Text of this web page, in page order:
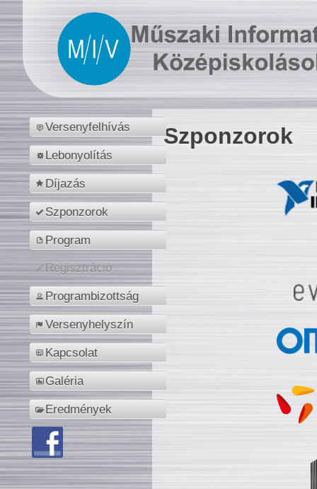
Versenyfelhívás
Lebonyolítás
Díjazás
Szponzorok
Program
Regisztráció
Programbizottság
Versenyhelyszín
Kapcsolat
Galéria
Eredmények
Szponzorok